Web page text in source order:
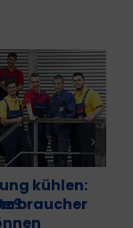
kühlen: